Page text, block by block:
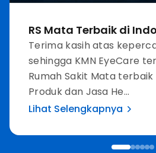
RS Mata Terbaik di
Terima kasih atas
sehingga KMN EyeCare
Rumah Sakit Mata
Produk dan Jasa He...
Lihat Selengkapnya